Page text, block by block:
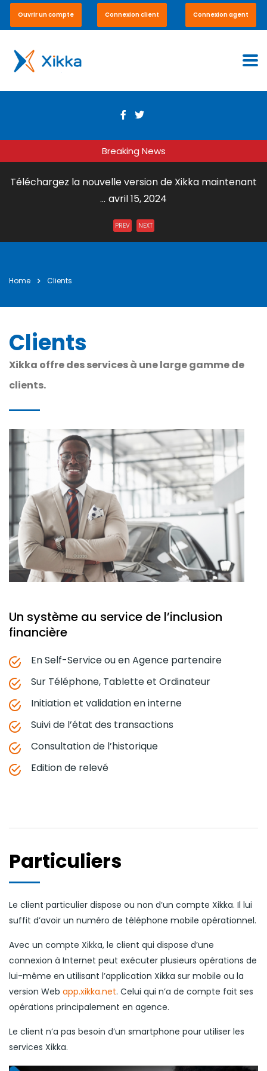
Ouvrir un compte Connexion client Connexion agent
Breaking News
Téléchargez la nouvelle version de Xikka maintenant
... avril 15, 2024
Xikka Vox – Paiement en ligne et en boutique ...
Bonne et Heureuse Année à tous nos Clients et
PREV NEXT
Home Clients
Clients
Xikka offre des services à une large gamme de
clients.
Un système au service de l’inclusion
financière
En Self-Service ou en Agence partenaire
Sur Téléphone, Tablette et Ordinateur
Initiation et validation en interne
Suivi de l’état des transactions
Consultation de l’historique
Edition de relevé
Particuliers
Le client particulier dispose ou non d’un compte Xikka. Il lui
suffit d’avoir un numéro de téléphone mobile opérationnel.
Avec un compte Xikka, le client qui dispose d’une
connexion à Internet peut exécuter plusieurs opérations de
lui-même en utilisant l’application Xikka sur mobile ou la
version Web app.xikka.net. Celui qui n’a de compte fait ses
opérations principalement en agence.
Le client n’a pas besoin d’un smartphone pour utiliser les
services Xikka.